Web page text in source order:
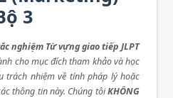
3
nghiệm Từ vựng giao tiếp JLPT
cho mục đích tham khảo và học
trách nhiệm về tính pháp lý hoặc
thông tin này. Chúng tôiKHÔNG